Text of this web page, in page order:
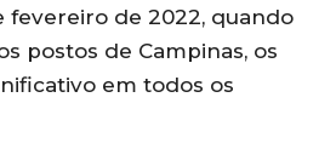
fevereiro de 2022, quando
postos de Campinas, os
em todos os